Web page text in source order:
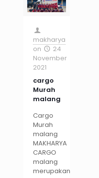
makharya
on
24
November
2021
cargo
Murah
malang
Cargo
Murah
malang
MAKHARYA
CARGO
malang
merupakan